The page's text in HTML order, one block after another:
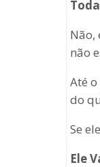
Não,
não
Até
do
Se
Ele